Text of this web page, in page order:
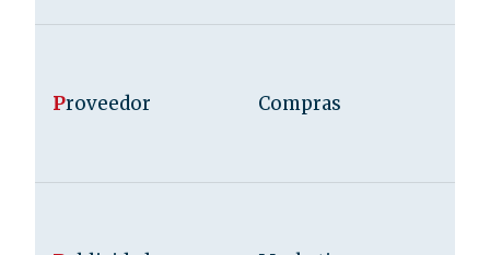
Proveedor Compras